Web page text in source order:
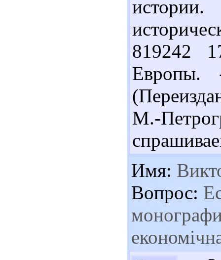
819242
Европы.
М.-
Имя:
Вопрос: